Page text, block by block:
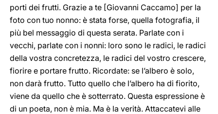
porti dei frutti. Grazie a te [Giovanni Caccamo] per la
foto con tuo nonno: è stata forse, quella fotografia, il
più bel messaggio di questa serata. Parlate con i
vecchi, parlate con i nonni: loro sono le radici, le radici
della vostra concretezza, le radici del vostro crescere,
fiorire e portare frutto. Ricordate: se l’albero è solo,
non darà frutto. Tutto quello che l’albero ha di fiorito,
viene da quello che è sotterrato. Questa espressione è
di un poeta, non è mia. Ma è la verità. Attaccatevi alle